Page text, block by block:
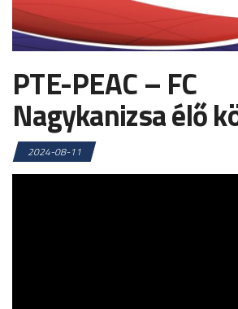
PTE-PEAC – FC
Nagykanizsa élő
2024-08-11